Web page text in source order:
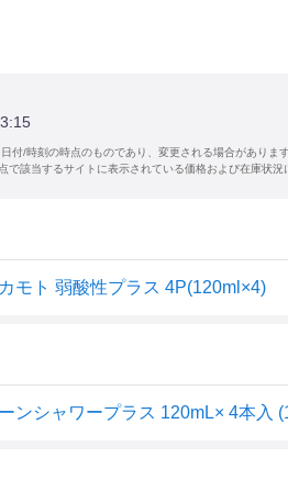
付/時刻の時点のものであり、変更される場合があります
で該当するサイトに表示されている価格および在庫状況
モト 弱酸性プラス 4P(120ml×4)
ンシャワープラス 120mL× 4本入